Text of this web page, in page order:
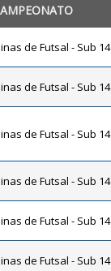
de Futsal - Sub 14
de Futsal - Sub 14
de Futsal - Sub 14
de Futsal - Sub 14
de Futsal - Sub 14
de Futsal - Sub 14